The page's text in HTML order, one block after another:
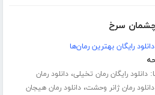
چشمان سرخ
دانلود رایگان بهترین رمان‌ها
دانلود رایگان رمان تخیلی،دانلود رمان
دانلود رمان ژانر وحشت،دانلود رمان هیجان